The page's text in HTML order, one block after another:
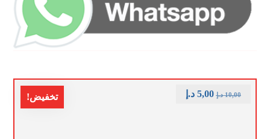
تخفيض! 10,00 د.إ 5,00 د.إ